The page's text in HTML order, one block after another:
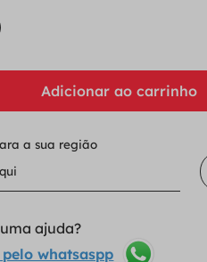
Adicionar ao carrinho
a sua região
ajuda?
whatsaspp